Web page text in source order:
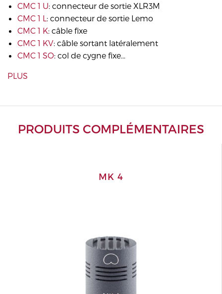
CMC 1 U: connecteur de sortie XLR3M
CMC 1 L : connecteur de sortie Lemo
CMC 1 K: câble fixe
CMC 1 KV: câble sortant latéralement
CMC 1 SO: col de cygne fixe...
PLUS
PRODUITS COMPLÉMENTAIRES
MK 4